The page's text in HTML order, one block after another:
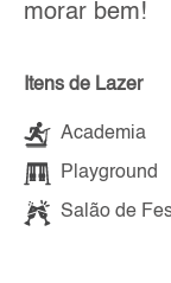
morar bem!
Itens de Lazer
Academia
Playground
Salão de